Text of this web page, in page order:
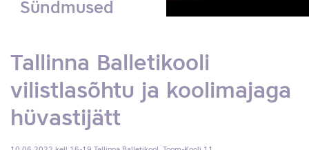
Sündmused
Tallinna Balletikooli
vilistlasõhtu ja koolimajaga
hüvastijätt